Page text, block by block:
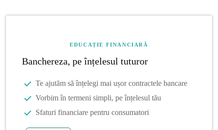
EDUCAȚIE FINANCIARĂ
Banchereza, pe înțelesul tuturor
Te ajutăm să înțelegi mai ușor contractele bancare
Vorbim în termeni simpli, pe înțelesul tău
Sfaturi financiare pentru consumatori